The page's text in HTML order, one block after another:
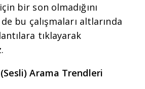
bir son olmadığını
bu çalışmaları altlarında
tıklayarak
Arama Trendleri